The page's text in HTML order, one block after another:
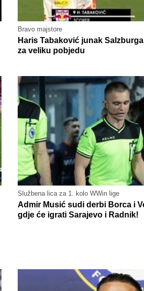
Bravo majstore
Haris Tabaković junak
za veliku pobjedu
Službena lica za 1. kolo WWin lige
Admir Musić sudi derbi Borca i
gdje će igrati Sarajevo i Radnik!